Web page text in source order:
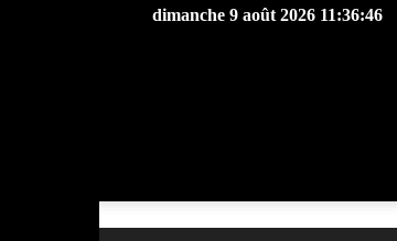
dimanche 9 août 2026 11:36:46